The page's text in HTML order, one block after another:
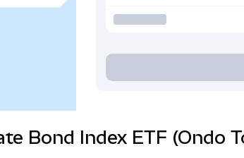
Bond Index ETF (Ondo